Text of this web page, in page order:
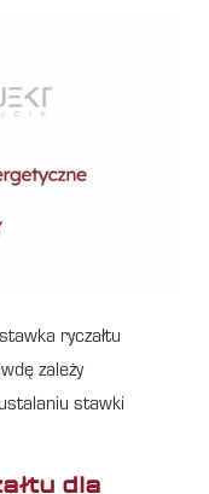
ryczałtu
zależy
stawki
dla